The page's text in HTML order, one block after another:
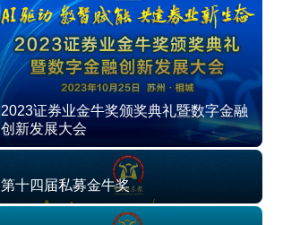
2023证券业金牛奖颁奖典礼暨数字金融
创新发展大会
第十四届私募金牛奖